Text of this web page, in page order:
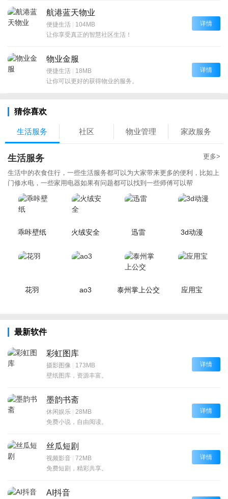
航港蓝天物业
便捷生活 | 104MB
让你享受真正的智慧社区生活！
详情
物业金服
便捷生活 | 18MB
让你可以更好的获得物业的服务。
详情
猜你喜欢
生活服务 社区 物业管理 家政服务
生活服务 更多>
生活中的衣食住行，一些生活服务都可以为大家带来更多的便利，比如上
门修水电，一些家用电器如果有问题都可以找到一些师傅可以帮
乖咔壁纸 火绒安全 迅雷 3d动漫
花羽 ao3 泰州掌上公交 应用宝
最新软件
彩虹图库
摄影图像 | 173MB
壁纸图库，资源丰富。
详情
墨韵书斋
休闲娱乐 | 28MB
免费小说，自由阅读。
详情
丝瓜短剧
视频影音 | 72MB
免费短剧，精彩共享。
详情
AI抖音